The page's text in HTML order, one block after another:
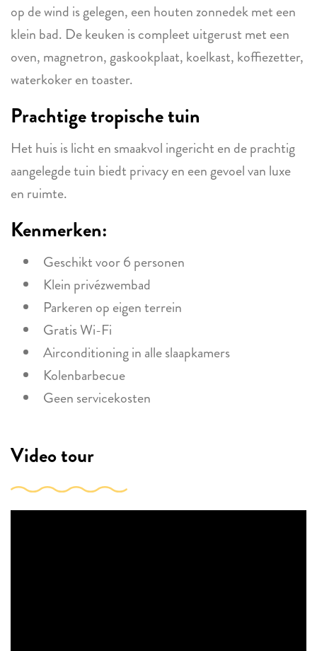
op de wind is gelegen, een houten zonnedek met een
klein bad. De keuken is compleet uitgerust met een
oven, magnetron, gaskookplaat, koelkast, koffiezetter,
waterkoker en toaster.
Prachtige tropische tuin
Het huis is licht en smaakvol ingericht en de prachtig
aangelegde tuin biedt privacy en een gevoel van luxe
en ruimte.
Kenmerken:
Geschikt voor 6 personen
Klein privézwembad
Parkeren op eigen terrein
Gratis Wi-Fi
Airconditioning in alle slaapkamers
Kolenbarbecue
Geen servicekosten
Video tour